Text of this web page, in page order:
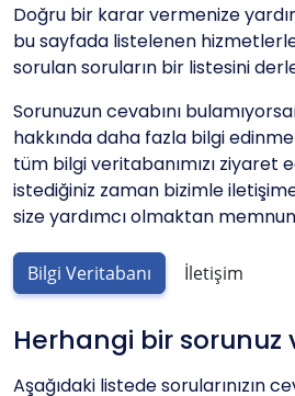
Doğru bir karar vermenize
bu sayfada listelenen hizmetlerle
sorulan soruların bir listesini
Sorunuzun cevabını
hakkında daha fazla bilgi
tüm bilgi veritabanımızı ziyaret
istediğiniz zaman bizimle
size yardımcı olmaktan
Bilgi Veritabanı İletişim
Herhangi bir sorunuz
Aşağıdaki listede sorularınızın